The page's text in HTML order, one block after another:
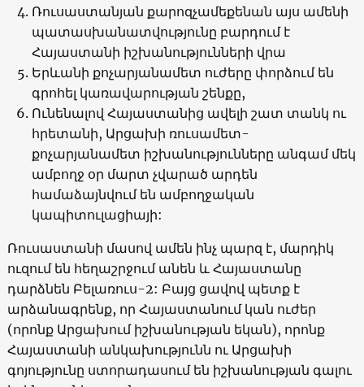
Ռուսաստանյան քարոզչամեքենան այս ամենի
պատասխանատվությունը բարդում է
Հայաստանի իշխանությունների վրա
Երևանի քոչարյանամետ ուժերը փորձում են
գրոհել կառավարության շենքը,
Ունենալով Հայաստանից ավելի շատ տանկ ու
հրետանի, Արցախի ռուսամետ-
քոչարյանամետ իշխանությունները անգամ մեկ
ամբողջ օր մարտ չվարած արդեն
համաձայնվում են ամբողջական
կապիտուլացիայի:
Ռուսաստանի մասով ամեն ինչ պարզ է, մարդիկ
ուզում են հեղաշրջում անեն և Հայաստանը
դարձնեն Բելառուս-2: Բայց ցավով պետք է
արձանագրենք, որ Հայաստանում կան ուժեր
(որոնք Արցախում իշխանության եկան), որոնք
Հայաստանի անկախությունն ու Արցախի
գոյությունը ստորադասում են իշխանության գալու